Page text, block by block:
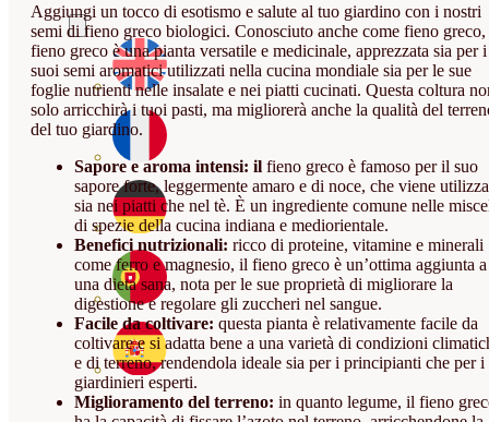
Aggiungi un tocco di esotismo e salute al tuo giardino con i nostri
semi di fieno greco biologici. Conosciuto anche come fieno
fieno greco è una pianta versatile e medicinale, apprezzata sia per i
suoi semi aromatici utilizzati nella cucina mondiale sia per le sue
foglie nutrienti nelle insalate e nei piatti cucinati. Questa coltura
solo arricchirà i tuoi pasti, ma migliorerà anche la qualità del
del tuo giardino.
Sapore e aroma intensi: il fieno greco è famoso per il suo
sapore forte, leggermente amaro e di noce, che viene
sia nei piatti che nel tè. È un ingrediente comune nelle
di spezie della cucina indiana e mediorientale.
Benefici nutrizionali: ricco di proteine, vitamine e minerali
come ferro e magnesio, il fieno greco è un’ottima aggiunta a
una dieta sana, nota per le sue proprietà di migliorare la
digestione e regolare gli zuccheri nel sangue.
Facile da coltivare: questa pianta è relativamente facile da
coltivare e si adatta bene a una varietà di condizioni
e di terreno, rendendola ideale sia per i principianti che per i
giardinieri esperti.
Miglioramento del terreno: in quanto legume, il fieno